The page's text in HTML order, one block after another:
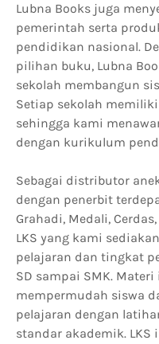
Lubna Books juga
pemerintah serta
pendidikan nasional.
pilihan buku, Lubna
sekolah membangun
Setiap sekolah
sehingga kami
dengan kurikulum
Sebagai distributor
dengan penerbit
Grahadi, Medali,
LKS yang kami
pelajaran dan tingkat
SD sampai SMK.
mempermudah siswa
pelajaran dengan
standar akademik.